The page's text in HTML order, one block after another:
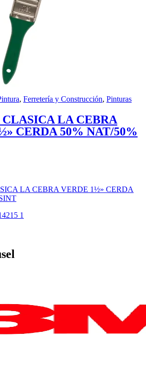
, Ferretería y Construcción, Pinturas
LA CEBRA
CERDA 50% NAT/50%
LA CEBRA VERDE 1½» CERDA
1